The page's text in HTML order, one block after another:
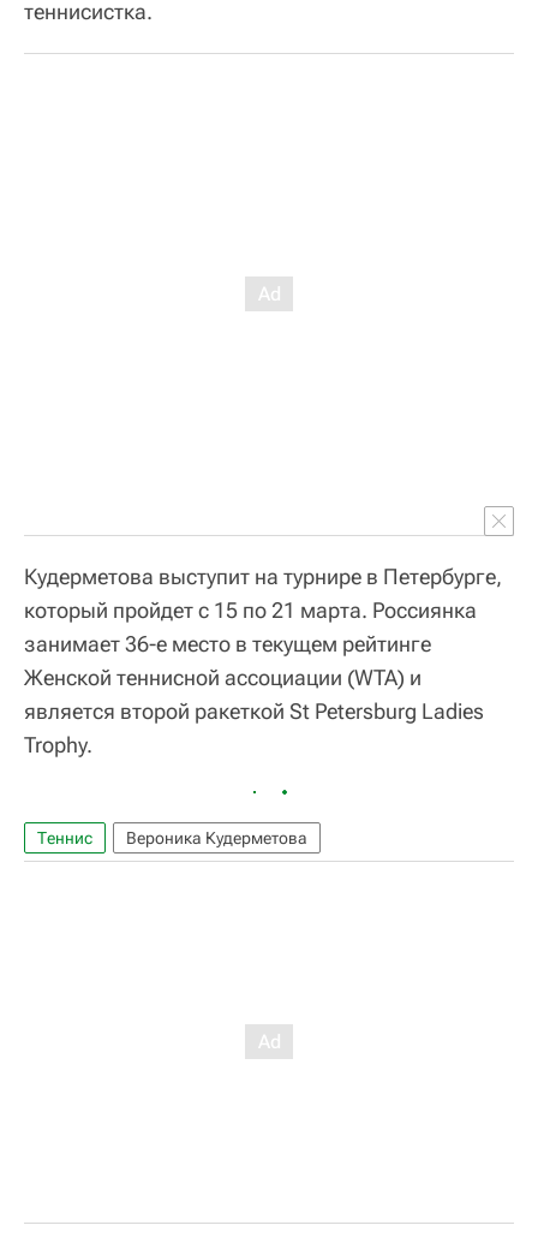
теннисистка.
Кудерметова выступит на турнире в Петербурге,
который пройдет с 15 по 21 марта. Россиянка
занимает 36-е место в текущем рейтинге
Женской теннисной ассоциации (WTA) и
является второй ракеткой St Petersburg Ladies
Trophy.
Теннис Вероника Кудерметова